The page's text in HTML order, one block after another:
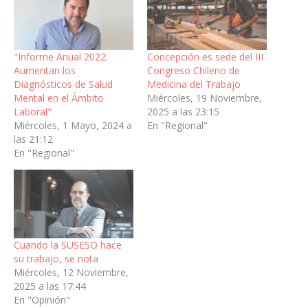
"Informe Anual 2022:
Aumentan los
Diagnósticos de Salud
Mental en el Ámbito
Laboral"
Miércoles, 1 Mayo, 2024 a
las 21:12
En "Regional"
Concepción es sede del III
Congreso Chileno de
Medicina del Trabajo
Miércoles, 19 Noviembre,
2025 a las 23:15
En "Regional"
Cuando la SUSESO hace
su trabajo, se nota
Miércoles, 12 Noviembre,
2025 a las 17:44
En "Opinión"